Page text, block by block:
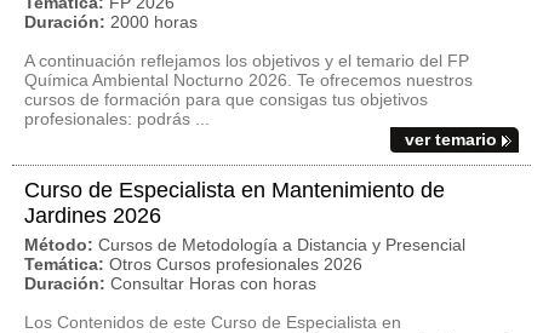
Duración: 2000 horas
A continuación reflejamos los objetivos y el temario del FP
Química Ambiental Nocturno 2026. Te ofrecemos nuestros
cursos de formación para que consigas tus objetivos
profesionales: podrás ...
ver temario
Curso de Especialista en Mantenimiento de
Jardines 2026
Método: Cursos de Metodología a Distancia y Presencial
Temática: Otros Cursos profesionales 2026
Duración: Consultar Horas con horas
Los Contenidos de este Curso de Especialista en